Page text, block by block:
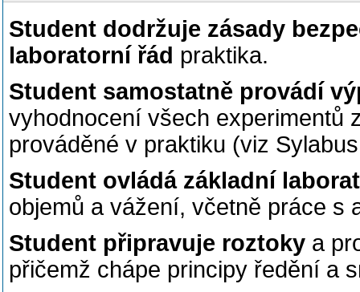
Student dodržuje zásady
laboratorní řád praktika.
Student samostatně provádí
vyhodnocení všech experimentů
prováděné v praktiku (viz
Student ovládá základní
objemů a vážení, včetně práce s
Student připravuje roztoky a
přičemž chápe principy ředění a